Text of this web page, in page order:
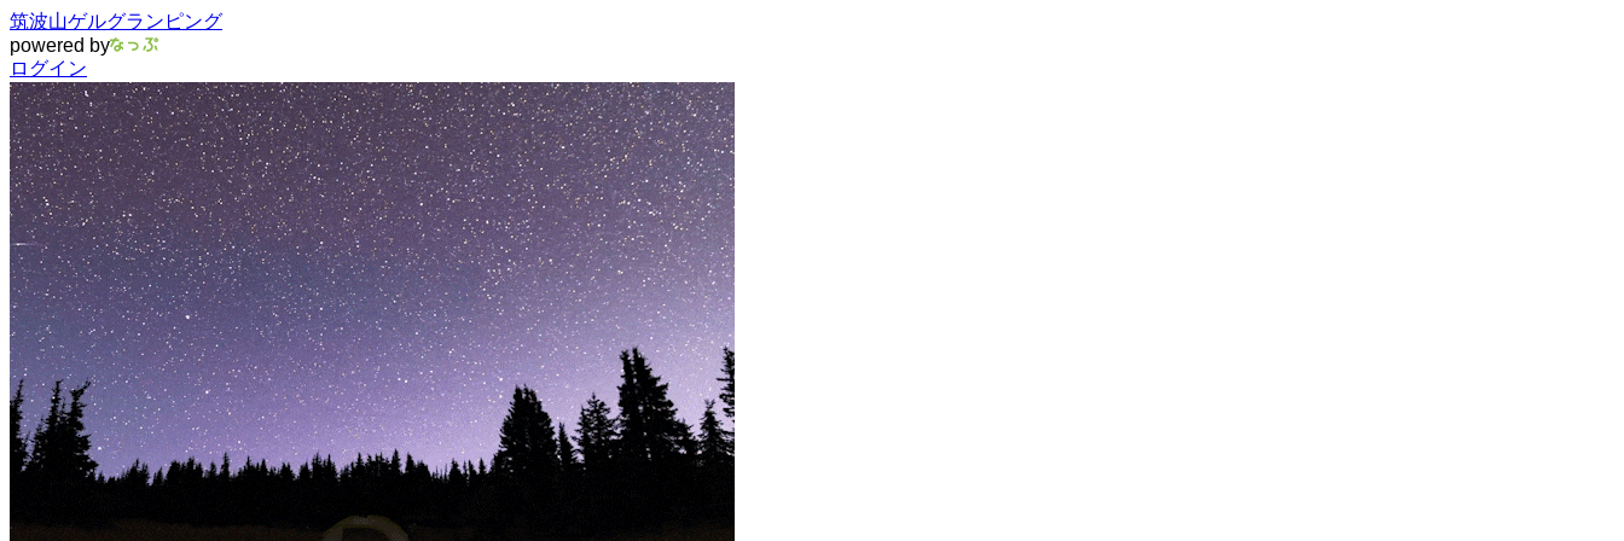
筑波山ゲルグランピング
powered by
ログイン